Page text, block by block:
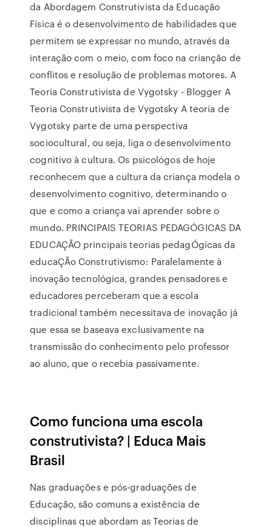
da Abordagem Construtivista da Educação
Física é o desenvolvimento de habilidades que
permitem se expressar no mundo, através da
interação com o meio, com foco na crianção de
conflitos e resolução de problemas motores. A
Teoria Construtivista de Vygotsky - Blogger A
Teoria Construtivista de Vygotsky A teoria de
Vygotsky parte de uma perspectiva
sociocultural, ou seja, liga o desenvolvimento
cognitivo à cultura. Os psicológos de hoje
reconhecem que a cultura da criança modela o
desenvolvimento cognitivo, determinando o
que e como a criança vai aprender sobre o
mundo. PRINCIPAIS TEORIAS PEDAGÓGICAS DA
EDUCAÇÃO principais teorias pedagÓgicas da
educaÇÃo Construtivismo: Paralelamente à
inovação tecnológica, grandes pensadores e
educadores perceberam que a escola
tradicional também necessitava de inovação já
que essa se baseava exclusivamente na
transmissão do conhecimento pelo professor
ao aluno, que o recebia passivamente.
Como funciona uma escola
construtivista? | Educa Mais
Brasil
Nas graduações e pós-graduações de
Educação, são comuns a existência de
disciplinas que abordam as Teorias de